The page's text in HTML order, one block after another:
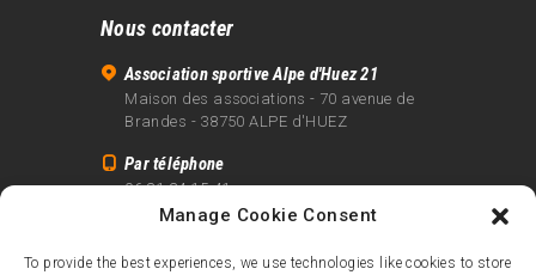
Manage Cookie Consent
To provide the best experiences, we use technologies like cookies to store
Nous contacter
Association sportive Alpe d'Huez 21
Maison des associations - 70 avenue de
Brandes - 38750 ALPE d'HUEZ
Par téléphone
06 81 24 15 41
info@alpe21.fr